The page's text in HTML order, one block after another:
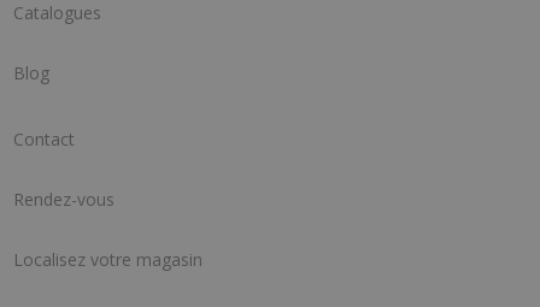
Catalogues
Blog
Contact
Rendez-vous
Localisez votre magasin